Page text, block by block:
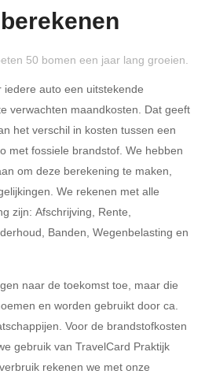
Ja Nee
tot €
)
bijdrage
50 bomen een jaar lang groeien.
iedere auto een uitstekende
verwachten maandkosten. Dat geeft
het verschil in kosten tussen een
met fossiele brandstof. We hebben
om deze berekening te maken,
We rekenen met alle
zijn: Afschrijving, Rente,
Banden, Wegenbelasting en
naar de toekomst toe, maar die
en worden gebruikt door ca.
Voor de brandstofkosten
gebruik van TravelCard Praktijk
rekenen we met onze